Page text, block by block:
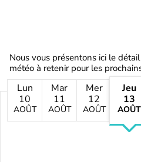
Nous vous présentons ici le
météo à retenir pour les
Lun
10
AOÛT
Mar
11
AOÛT
Mer
12
AOÛT
Jeu
13
AOÛT